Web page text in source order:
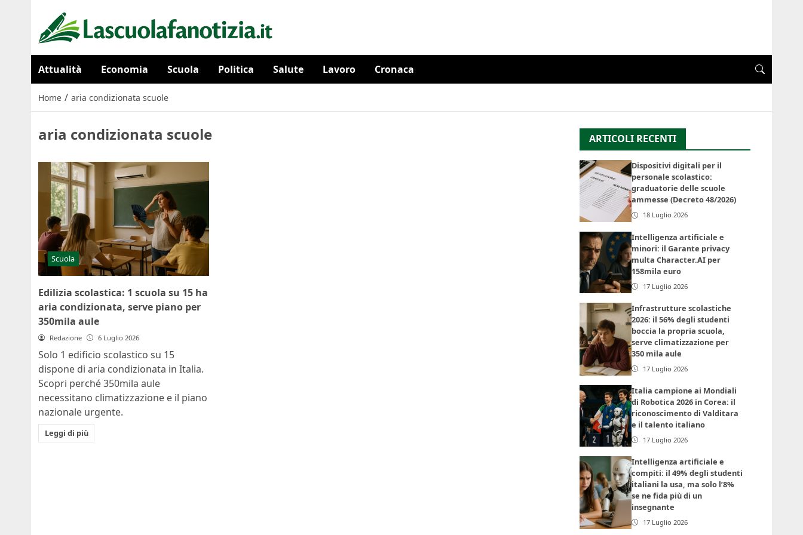
Attualità Economia Scuola Politica Salute Lavoro Cronaca
Home / aria condizionata scuole
aria condizionata scuole
Scuola
Edilizia scolastica: 1 scuola su 15 ha
aria condizionata, serve piano per
350mila aule
Redazione 6 Luglio 2026
Solo 1 edificio scolastico su 15
dispone di aria condizionata in Italia.
Scopri perché 350mila aule
necessitano climatizzazione e il piano
nazionale urgente.
Leggi di più
ARTICOLI RECENTI
Dispositivi digitali per il
personale scolastico:
graduatorie delle scuole
ammesse (Decreto 48/2026)
18 Luglio 2026
Intelligenza artificiale e
minori: il Garante privacy
multa Character.AI per
158mila euro
17 Luglio 2026
Infrastrutture scolastiche
2026: il 56% degli studenti
boccia la propria scuola,
serve climatizzazione per
350 mila aule
17 Luglio 2026
Italia campione ai Mondiali
di Robotica 2026 in Corea: il
riconoscimento di Valditara
e il talento italiano
17 Luglio 2026
Intelligenza artificiale e
compiti: il 49% degli studenti
italiani la usa, ma solo l’8%
se ne fida più di un
insegnante
17 Luglio 2026